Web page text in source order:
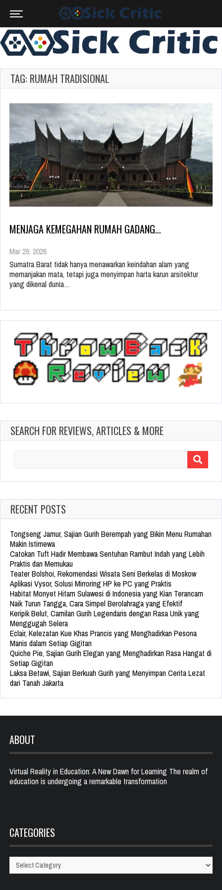
TAG: RUMAH TRADISIONAL
MENJAGA KEMEGAHAN RUMAH GADANG…
Mar 29, 2026
Sumatra Barat tidak hanya menawarkan keindahan alam yang
memanjakan mata, tetapi juga menyimpan harta karun arsitektur
yang dikenal dunia…
SEARCH FOR REVIEWS, ARTICLES & MORE
RECENT POSTS
Tongseng Jamur, Sajian Gurih Berempah yang Bikin Menu Rumahan
Makin Istimewa
Catokan Tuft Hadir Membawa Sentuhan Rambut Indah yang Lebih
Praktis dan Memukau
Teater Bolshoi, Rekomendasi Wisata Seni Berkelas di Moskow
Aplikasi Vysor, Solusi Mirroring HP ke PC yang Praktis
Habitat Monyet Hitam Sulawesi di Indonesia yang Kian Terancam
Naik Turun Tangga, Cara Simpel Berolahraga yang Efektif
Keripik Belut, Camilan Gurih Legendaris dengan Rasa Unik yang
Menggugah Selera
Eclair, Kelezatan Kue Khas Prancis yang Menghadirkan Pesona
Manis dalam Setiap Gigitan
Quiche Pie, Sajian Gurih Elegan yang Menghadirkan Rasa Hangat di
Setiap Gigitan
Laksa Betawi, Sajian Berkuah Gurih yang Menyimpan Cerita Lezat
dari Tanah Jakarta
ABOUT
Virtual Reality in Education: A New Dawn for Learning The realm of
education is undergoing a remarkable transformation
CATEGORIES
Categories